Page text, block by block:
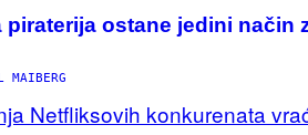
ostane jedini način
MAIBERG